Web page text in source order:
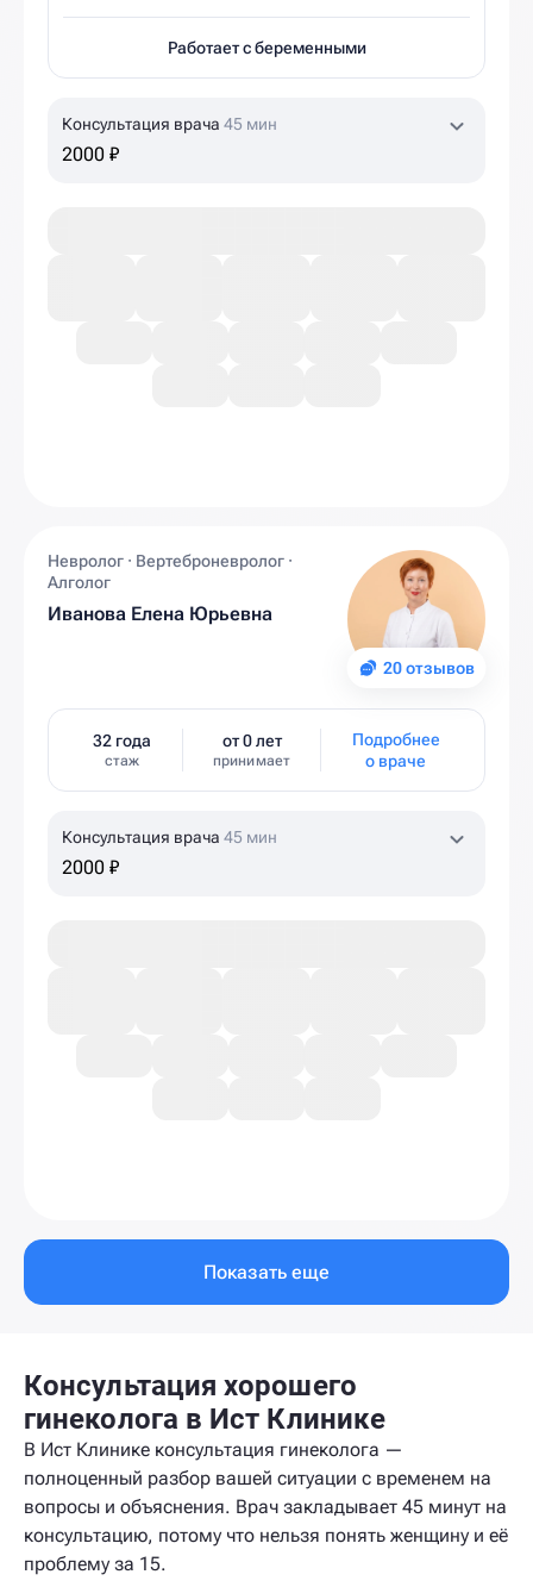
Работает с беременными
Консультация врача 45 мин
2000 ₽
20 отзывов
Невролог · Вертеброневролог ·
Алголог
Иванова Елена Юрьевна
32 года
стаж
от 0 лет
принимает
Подробнее
о враче
Консультация врача 45 мин
2000 ₽
Показать еще
Консультация хорошего
гинеколога в Ист Клинике
В Ист Клинике консультация гинеколога —
полноценный разбор вашей ситуации с временем на
вопросы и объяснения. Врач закладывает 45 минут на
консультацию, потому что нельзя понять женщину и её
проблему за 15.